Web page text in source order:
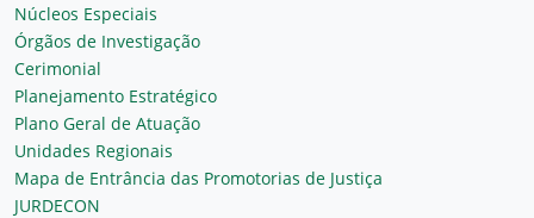
Núcleos Especiais
Órgãos de Investigação
Cerimonial
Planejamento Estratégico
Plano Geral de Atuação
Unidades Regionais
Mapa de Entrância das Promotorias de Justiça
JURDECON